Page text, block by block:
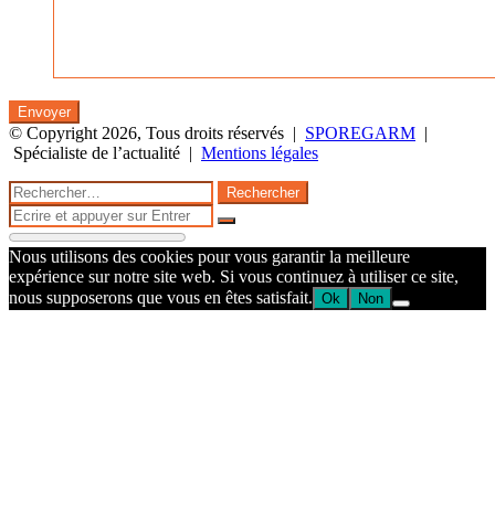
© Copyright 2026, Tous droits réservés | SPOREGARM |
Spécialiste de l’actualité | Mentions légales
Facebook
Twitter
WhatsApp
Telegram
Bouton
retour
en
haut
de
la
page
Fermer
Rechercher :
Fermer
Rechercher
Nous utilisons des cookies pour vous garantir la meilleure
expérience sur notre site web. Si vous continuez à utiliser ce site,
nous supposerons que vous en êtes satisfait. Ok Non